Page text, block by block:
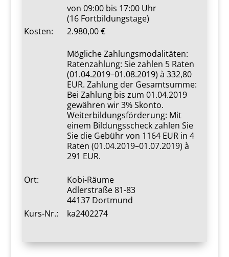
von 09:00 bis 17:00 Uhr
(16 Fortbildungstage)
Kosten:
2.980,00
Mögliche Zahlungsmodalitäten:
Ratenzahlung: Sie zahlen 5 Raten
(01.04.2019–01.08.2019) à 332,80
EUR. Zahlung der Gesamtsumme:
Bei Zahlung bis zum 01.04.2019
gewähren wir 3% Skonto.
Weiterbildungsförderung: Mit
einem Bildungsscheck zahlen Sie
Sie die Gebühr von 1164 EUR in 4
Raten (01.04.2019–01.07.2019) à
291 EUR.
Ort:
Kobi-Räume
Adlerstraße 81-83
44137 Dortmund
Kurs-Nr.:
ka2402274